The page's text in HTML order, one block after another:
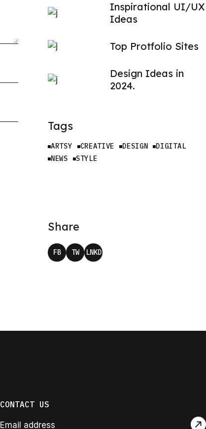
Inspirational UI/UX
Ideas
Top Protfolio Sites
Design Ideas in
2024.
Tags
ARTSY CREATIVE DESIGN
DIGITAL
NEWS
STYLE
Share
FB TW LNKD
CONTACT US